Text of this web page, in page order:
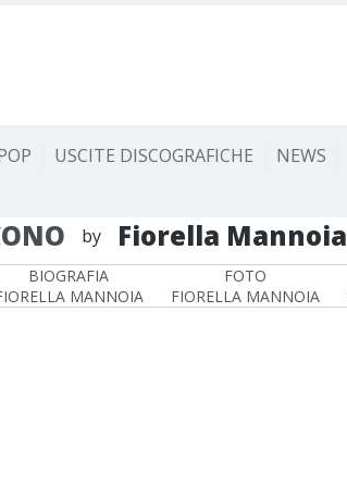
USCITE DISCOGRAFICHE NEWS
by Fiorella Mannoia
BIOGRAFIA
MANNOIA
FOTO
FIORELLA MANNOIA